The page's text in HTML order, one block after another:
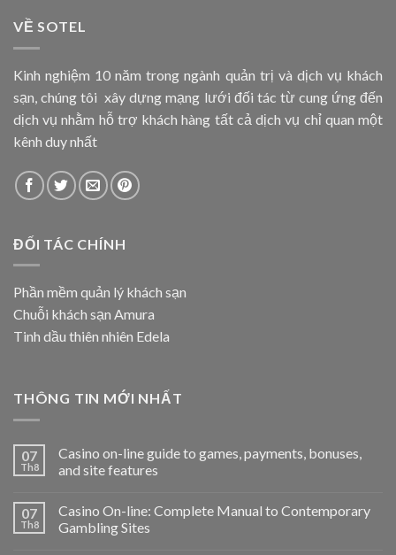
VỀ SOTEL
Kinh nghiệm 10 năm trong ngành quản trị và dịch vụ khách
sạn, chúng tôi xây dựng mạng lưới đối tác từ cung ứng đến
dịch vụ nhằm hỗ trợ khách hàng tất cả dịch vụ chỉ quan một
kênh duy nhất
ĐỐI TÁC CHÍNH
Phần mềm quản lý khách sạn
Chuỗi khách sạn Amura
Tinh dầu thiên nhiên Edela
THÔNG TIN MỚI NHẤT
07
Th8
Casino on-line guide to games, payments, bonuses,
and site features
07
Th8
Casino On-line: Complete Manual to Contemporary
Gambling Sites